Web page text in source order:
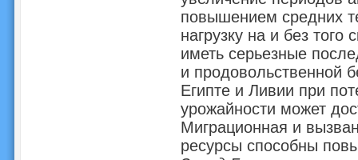
повышением средних
нагрузку на и без
иметь серьезные
и продовольственной
Египте и Ливии при
урожайности может
Миграционная и
ресурсы способны